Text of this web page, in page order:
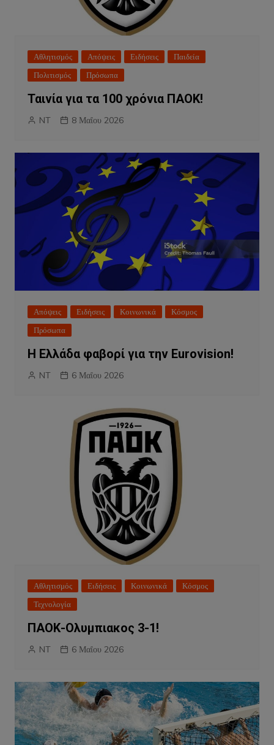
Αθλητισμός Απόψεις Ειδήσεις
Παιδεία
Πολιτισμός
Πρόσωπα
Ταινία για τα 100 χρόνια ΠΑΟΚ!
NT 8 Μαΐου 2026
Απόψεις Ειδήσεις Κοινωνικά
Κόσμος
Πρόσωπα
Η Ελλάδα φαβορί για την Eurovision!
NT 6 Μαΐου 2026
Αθλητισμός Ειδήσεις Κοινωνικά
Κόσμος
Τεχνολογία
ΠΑΟΚ-Ολυμπιακος 3-1!
NT 6 Μαΐου 2026